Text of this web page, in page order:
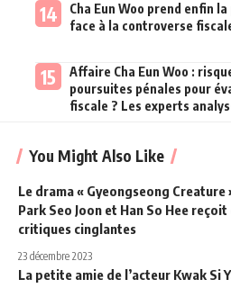
Cha Eun Woo prend enfin
face à la controverse
Affaire Cha Eun Woo :
poursuites pénales pour
fiscale ? Les experts
You Might Also Like
Le drama « Gyeongseong Creature
Park Seo Joon et Han So Hee reçoit
critiques cinglantes
23 décembre 2023
La petite amie de l’acteur Kwak Si